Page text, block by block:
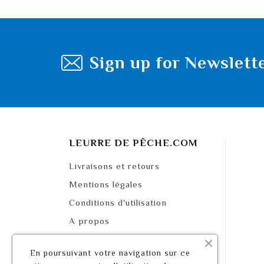
Sign up for
LEURRE DE PÊCHE.COM
Livraisons et retours
Mentions légales
Conditions d'utilisation
A propos
Sitemap
En poursuivant votre navigation sur ce